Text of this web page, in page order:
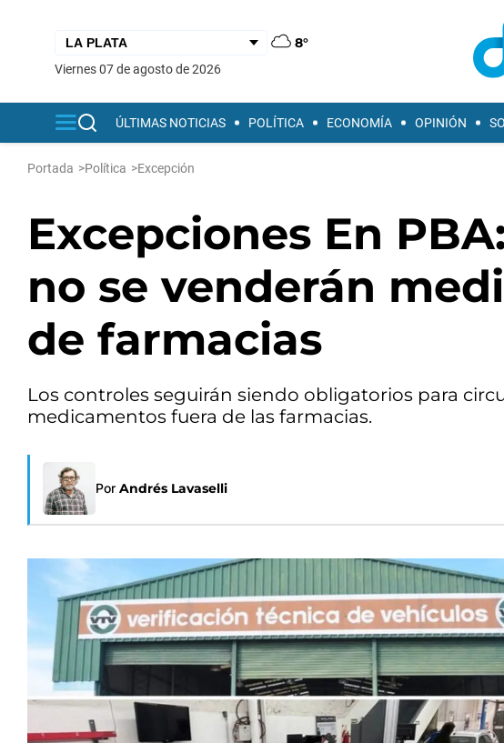
8°
viernes 07 de agosto de 2026
ÚLTIMAS NOTICIAS POLÍTICA ECONOMÍA OPINIÓN
Portada >Política >Excepción
Excepciones En
no se venderán
de farmacias
Los controles seguirán siendo obligatorios para
medicamentos fuera de las farmacias.
Por Andrés Lavaselli